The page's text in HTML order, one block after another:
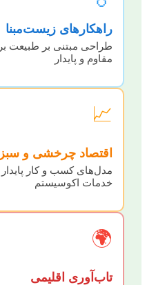
راهکارهای زیست‌مبنا
طراحی مبتنی بر طبیعت
مقاوم و پایدار
📈
اقتصاد چرخشی و سبز
مدل‌های کسب و کار
خدمات اکوسیستم
🌍
تاب‌آوری اقلیمی